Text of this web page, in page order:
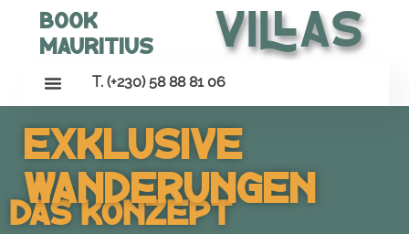
Book
Mauritius
Villas
T. (+230) 58 88 81 06
Exklusive
Wanderungen
Das Konzept